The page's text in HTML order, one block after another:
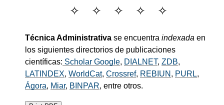
Técnica Administrativa se encuentra indexada en
los siguientes directorios de publicaciones
científicas: Scholar Google, DIALNET, ZDB,
LATINDEX, WorldCat, Crossref, REBIUN , PURL,
Ágora, Miar, BINPAR, entre otros.